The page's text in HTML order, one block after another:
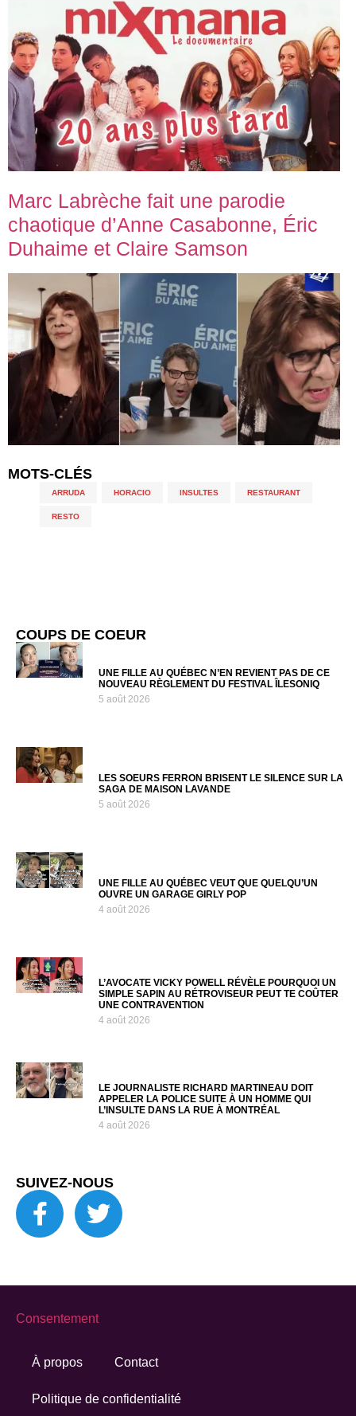
Marc Labrèche fait une parodie
chaotique d’Anne Casabonne, Éric
Duhaime et Claire Samson
MOTS-CLÉS
ARRUDA HORACIO INSULTES RESTAURANT
RESTO
COUPS DE COEUR
UNE FILLE AU QUÉBEC N’EN REVIENT PAS DE CE
NOUVEAU RÈGLEMENT DU FESTIVAL ÎLESONIQ
5 août 2026
LES SOEURS FERRON BRISENT LE SILENCE SUR LA
SAGA DE MAISON LAVANDE
5 août 2026
UNE FILLE AU QUÉBEC VEUT QUE QUELQU’UN
OUVRE UN GARAGE GIRLY POP
4 août 2026
L’AVOCATE VICKY POWELL RÉVÈLE POURQUOI UN
SIMPLE SAPIN AU RÉTROVISEUR PEUT TE COÛTER
UNE CONTRAVENTION
4 août 2026
LE JOURNALISTE RICHARD MARTINEAU DOIT
APPELER LA POLICE SUITE À UN HOMME QUI
L’INSULTE DANS LA RUE À MONTRÉAL
4 août 2026
SUIVEZ-NOUS
À propos Contact
Politique de confidentialité
Consentement